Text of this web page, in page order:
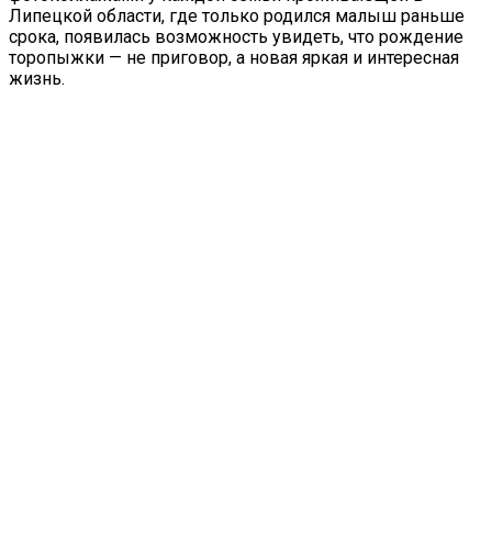
Липецкой области, где только родился малыш раньше
срока, появилась возможность увидеть, что рождение
торопыжки — не приговор, а новая яркая и интересная
жизнь.